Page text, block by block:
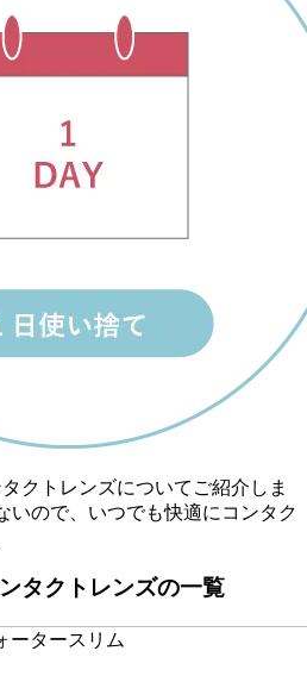
クトレンズについてご紹介しま
いので、いつでも快適にコンタク
タクトレンズの一覧